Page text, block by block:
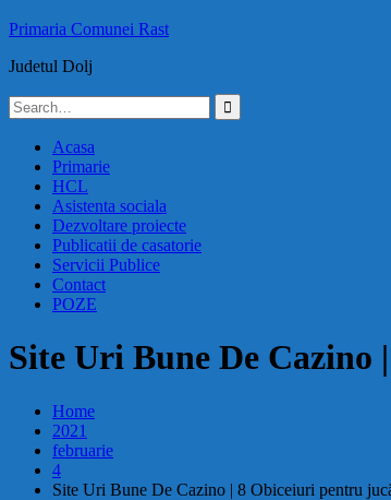
Primaria Comunei Rast
Judetul Dolj
Search
for:
Acasa
Primarie
HCL
Asistenta sociala
Dezvoltare proiecte
Publicatii de casatorie
Servicii Publice
Contact
POZE
Site Uri Bune De
Home
2021
februarie
4
Site Uri Bune De Cazino | 8 Obiceiuri pentru